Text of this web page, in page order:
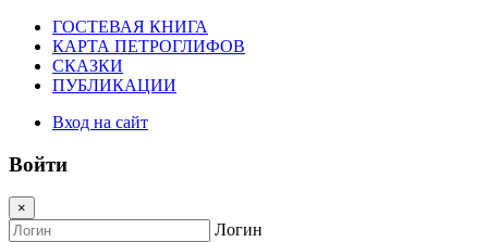
ГОСТЕВАЯ КНИГА
КАРТА ПЕТРОГЛИФОВ
СКАЗКИ
ПУБЛИКАЦИИ
Вход на сайт
Войти
×
Логин